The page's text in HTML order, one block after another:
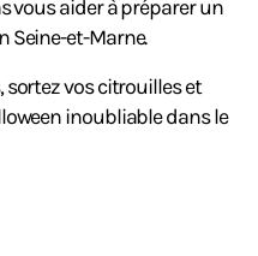
vous aider à préparer un
Seine-et-Marne.
sortez vos citrouilles et
inoubliable dans le